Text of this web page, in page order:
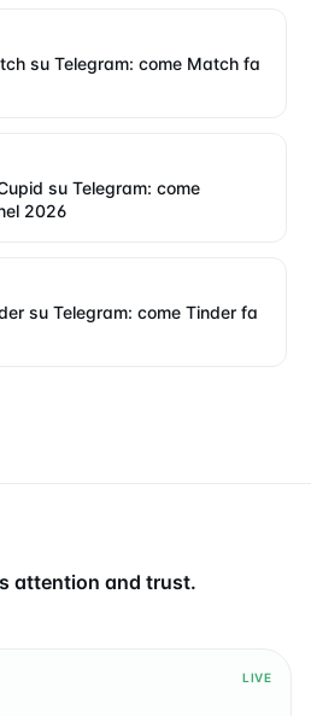
su Telegram: come Match fa
su Telegram: come
2026
su Telegram: come Tinder fa
attention and trust.
LIVE